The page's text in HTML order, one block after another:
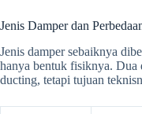
Jenis Damper dan
Jenis damper sebaiknya
hanya bentuk fisiknya. Dua
ducting, tetapi tujuan